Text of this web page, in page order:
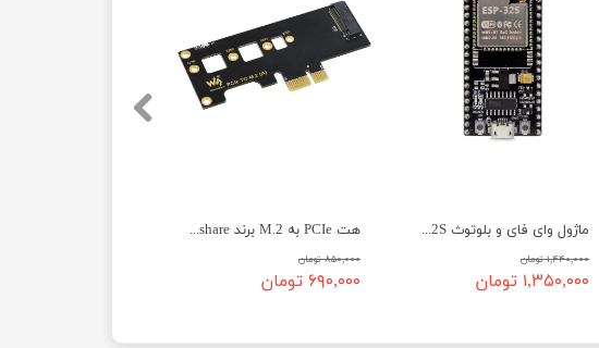
هت PCIe به M.2 برند Waveshare برای رزبری Cm4
۸۵۰,۰۰۰ تومان
۶۹۰,۰۰۰ تومان
ماژول وای فای و بلوتوث ESP32S (38 پین)
۱,۴۴۰,۰۰۰ تومان
۱,۳۵۰,۰۰۰ تومان